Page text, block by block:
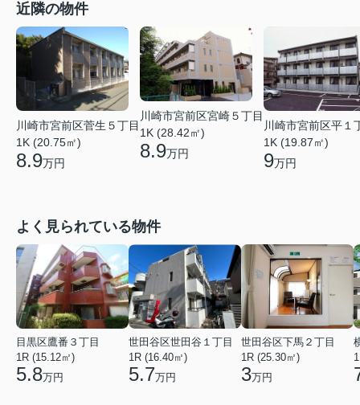
近隣の物件
川崎市宮前区菅生５丁目
1K (20.75㎡)
8.9万円
川崎市宮前区宮崎５丁目
1K (28.42㎡)
8.9万円
川崎市宮前区平１
1K (19.87㎡)
9万円
よく見られている物件
目黒区鷹番３丁目
1R (15.12㎡)
5.8万円
世田谷区世田谷１丁目
1R (16.40㎡)
5.7万円
世田谷区下馬２丁目
1R (25.30㎡)
3万円